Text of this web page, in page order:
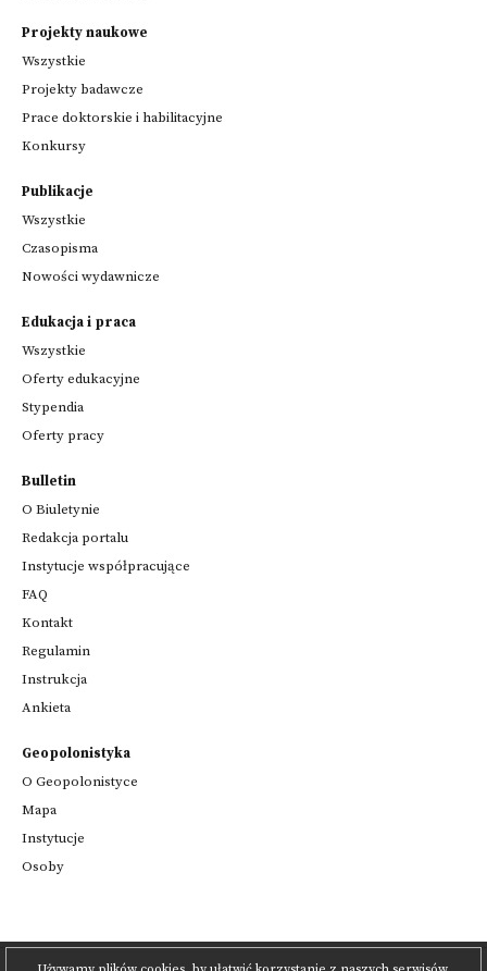
Projekty naukowe
Wszystkie
Projekty badawcze
Prace doktorskie i habilitacyjne
Konkursy
Publikacje
Wszystkie
Czasopisma
Nowości wydawnicze
Edukacja i praca
Wszystkie
Oferty edukacyjne
Stypendia
Oferty pracy
Bulletin
O Biuletynie
Redakcja portalu
Instytucje współpracujące
FAQ
Kontakt
Regulamin
Instrukcja
Ankieta
Geopolonistyka
O Geopolonistyce
Mapa
Instytucje
Osoby